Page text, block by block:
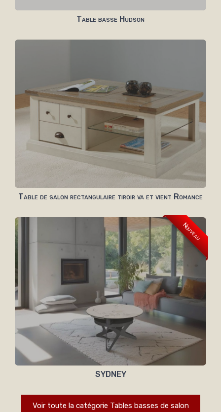
Table basse Hudson
Table de salon rectangulaire tiroir va et vient Romance
Nouveau
SYDNEY
Voir toute la catégorie Tables basses de salon